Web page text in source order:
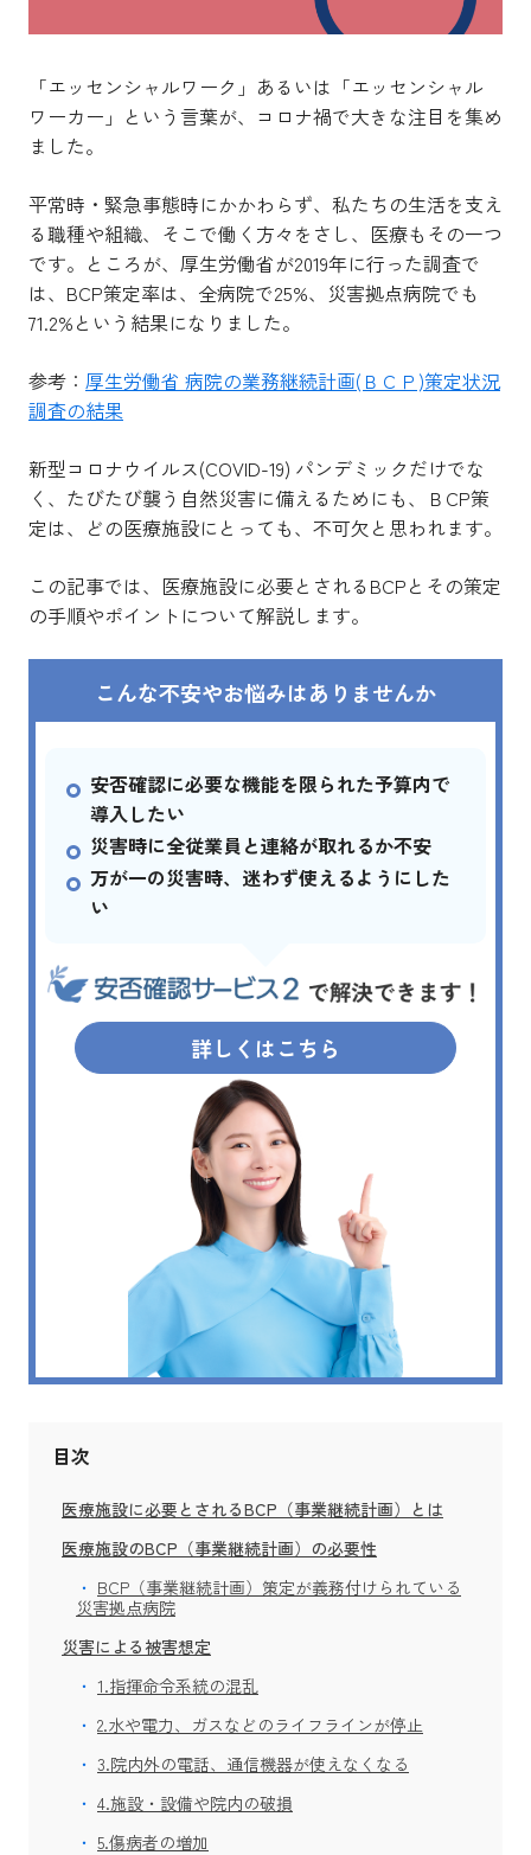
「エッセンシャルワーク」あるいは「エッセンシャル
ワーカー」という言葉が、コロナ禍で大きな注目を集め
ました。
平常時・緊急事態時にかかわらず、私たちの生活を支え
る職種や組織、そこで働く方々をさし、医療もその一つ
です。ところが、厚生労働省が2019年に行った調査で
は、BCP策定率は、全病院で25%、災害拠点病院でも
71.2%という結果になりました。
参考： 厚生労働省 病院の業務継続計画(ＢＣＰ)策定状況
調査の結果
新型コロナウイルス(COVID-19) パンデミックだけでな
く、たびたび襲う自然災害に備えるためにも、ＢCP策
定は、どの医療施設にとっても、不可欠と思われます。
この記事では、医療施設に必要とされるBCPとその策定
の手順やポイントについて解説します。
こんな不安やお悩みはありませんか
安否確認に必要な機能を限られた予算内で
導入したい
災害時に全従業員と連絡が取れるか不安
万が一の災害時、迷わず使えるようにした
い
詳しくはこちら
目次
医療施設に必要とされるBCP（事業継続計画）とは
医療施設のBCP（事業継続計画）の必要性
BCP（事業継続計画）策定が義務付けられている
災害拠点病院
災害による被害想定
1.指揮命令系統の混乱
2.水や電力、ガスなどのライフラインが停止
3.院内外の電話、通信機器が使えなくなる
4.施設・設備や院内の破損
5.傷病者の増加